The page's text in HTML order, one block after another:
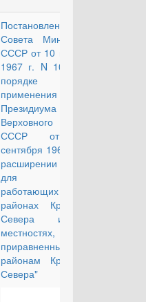
Постановление
Совета Министров
СССР от 10 ноября
1967 г. N 1029 "О
порядке
применения Указа
Президиума
Верховного Совета
СССР от 26
сентября 1967 г. "О
расширении льгот
для лиц,
работающих в
районах Крайнего
Севера и в
местностях,
приравненных к
районам Крайнего
Севера"